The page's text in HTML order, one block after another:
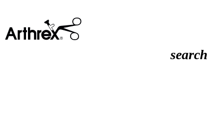
search